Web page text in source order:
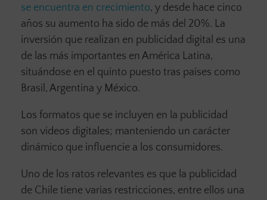
se encuentra en crecimiento, y desde hace cinco
años su aumento ha sido de más del 20%. La
inversión que realizan en publicidad digital es una
de las más importantes en América Latina,
situándose en el quinto puesto tras países como
Brasil, Argentina y México.
Los formatos que se incluyen en la publicidad
son videos digitales; manteniendo un carácter
dinámico que influencie a los consumidores.
Uno de los ratos relevantes es que la publicidad
de Chile tiene varias restricciones, entre ellos una